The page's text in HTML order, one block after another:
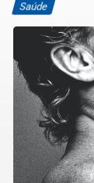
Saúde